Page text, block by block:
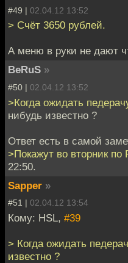
#49 | 02.04.12 13:52
> Счёт 3650 рублей.
А меню в руки не дают
BeRuS »
#50 | 02.04.12 13:52
>Когда ожидать
нибудь известно ?
Ответ есть в самой
>Покажут во вторник по
22:50.
Sapper »
#51 | 02.04.12 13:54
Кому: HSL, #39
> Когда ожидать
известно ?